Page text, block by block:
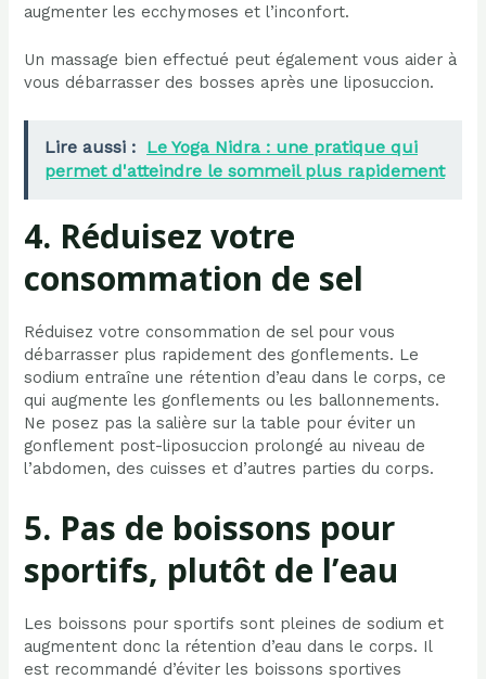
augmenter les ecchymoses et l’inconfort.
Un massage bien effectué peut également vous aider à
vous débarrasser des bosses après une liposuccion.
Lire aussi : Le Yoga Nidra : une pratique qui
permet d'atteindre le sommeil plus rapidement
4. Réduisez votre
consommation de sel
Réduisez votre consommation de sel pour vous
débarrasser plus rapidement des gonflements. Le
sodium entraîne une rétention d’eau dans le corps, ce
qui augmente les gonflements ou les ballonnements.
Ne posez pas la salière sur la table pour éviter un
gonflement post-liposuccion prolongé au niveau de
l’abdomen, des cuisses et d’autres parties du corps.
5. Pas de boissons pour
sportifs, plutôt de l’eau
Les boissons pour sportifs sont pleines de sodium et
augmentent donc la rétention d’eau dans le corps. Il
est recommandé d’éviter les boissons sportives